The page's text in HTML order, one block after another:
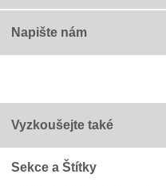
Napište nám
Vyzkoušejte také
Sekce a Štítky